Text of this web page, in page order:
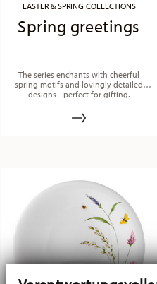
EASTER & SPRING COLLECTIONS
Spring greetings
The series enchants with cheerful
spring motifs and lovingly detailed
designs - perfect for gifting.